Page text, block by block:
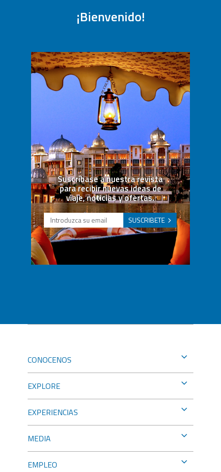
¡Bienvenido!
Suscríbase a nuestra revista
para recibir nuevas ideas de
viaje, noticias y ofertas.
SUSCRIBETE
CONOCENOS
EXPLORE
EXPERIENCIAS
MEDIA
EMPLEO